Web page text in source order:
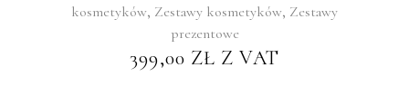
kosmetyków, Zestawy kosmetyków, Zestawy
prezentowe
399,00 ZŁ Z VAT